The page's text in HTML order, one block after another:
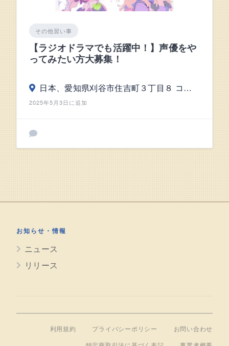
その他習い事
【ラジオドラマでも活躍中！】声優をや
ってみたい方大募集！
日本、愛知県刈谷市住吉町３丁目８ コスモビル４F・5F
2025年5月3日に追加
お知らせ・情報
ニュース
リリース
利用規約 プライバシーポリシー お問い合わせ